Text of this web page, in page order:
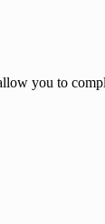
you to